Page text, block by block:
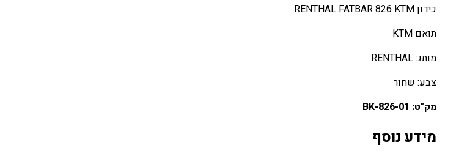
כידון RENTHAL FATBAR 826 KTM.
תואם KTM
מותג: RENTHAL
צבע: שחור
מק"ט: 826-01-BK
מידע נוסף